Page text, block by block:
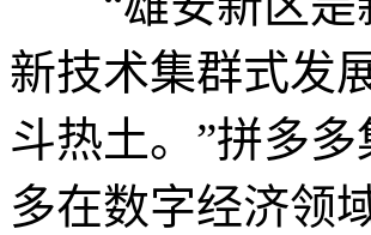
新技术集群式发
斗热土。”拼多
多在数字经济领